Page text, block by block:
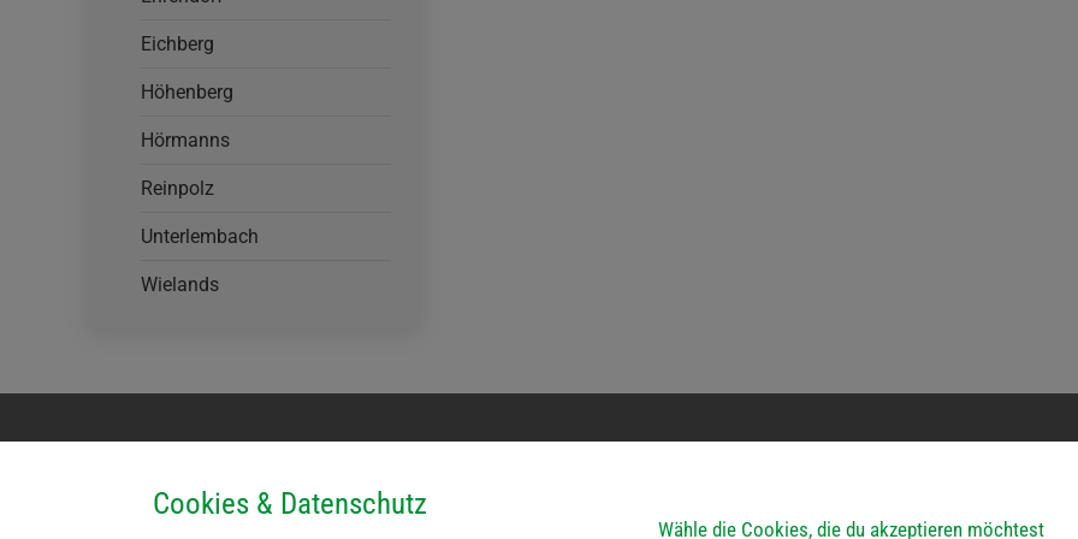
Eichberg
Höhenberg
Hörmanns
Reinpolz
Unterlembach
Wielands
Montag kein Parteienverkehr
Öffnungszeiten:
Cookies & Datenschutz
Wähle die Cookies, die du akzeptieren möchtest